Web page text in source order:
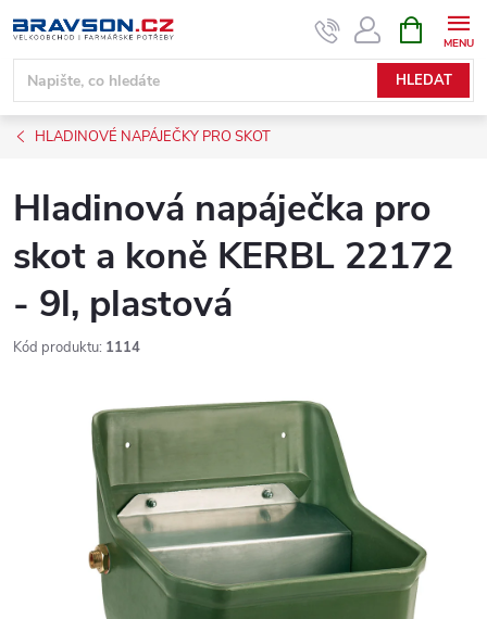
na
obsah
HLEDAT
NÁKUPNÍ
KOŠÍK
HLADINOVÉ NAPÁJEČKY PRO SKOT
Hladinová napáječka pro
skot a koně KERBL 22172
- 9l, plastová
Kód produktu: 1114